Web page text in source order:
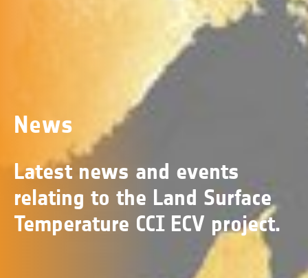
News
Latest news and events
relating to the Land Surface
Temperature CCI ECV project.